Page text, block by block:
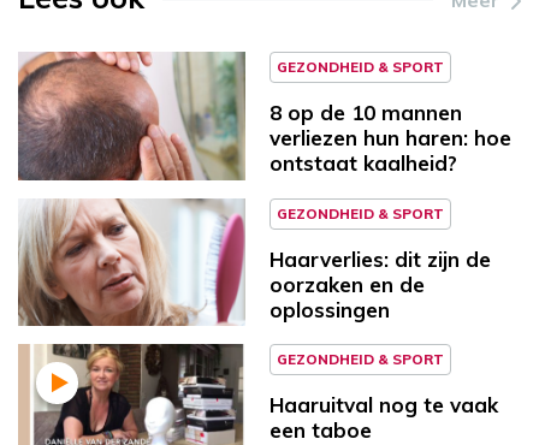
GEZONDHEID & SPORT
8 op de 10 mannen
verliezen hun haren: hoe
ontstaat kaalheid?
GEZONDHEID & SPORT
Haarverlies: dit zijn de
oorzaken en de
oplossingen
GEZONDHEID & SPORT
Haaruitval nog te vaak
een taboe